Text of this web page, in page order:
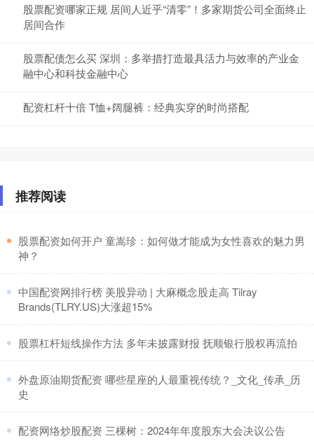
股票配资哪家正规 居间人近乎“清零”！多家期货公司全面终止
居间合作
股票配债怎么买 深圳：多举措打造最具活力与效率的产业金
融中心和科技金融中心
配资杠杆十倍 T恤+阔腿裤：经典实穿的时尚搭配
推荐阅读
​股票配资如何开户 童嵩珍：如何做才能成为女性喜欢的魅力男
神？
​中国配资网排行榜 美股异动 | 大麻概念股走高 Tilray
Brands(TLRY.US)大涨超15%
​股票杠杆短线操作方法 多年未披露财报 抚顺银行股权再流拍
​外盘原油期货配资 哪些星座的人最重视传统？_文化_传承_历
史
​配资网络炒股配资 三棵树：2024年年度股东大会决议公告